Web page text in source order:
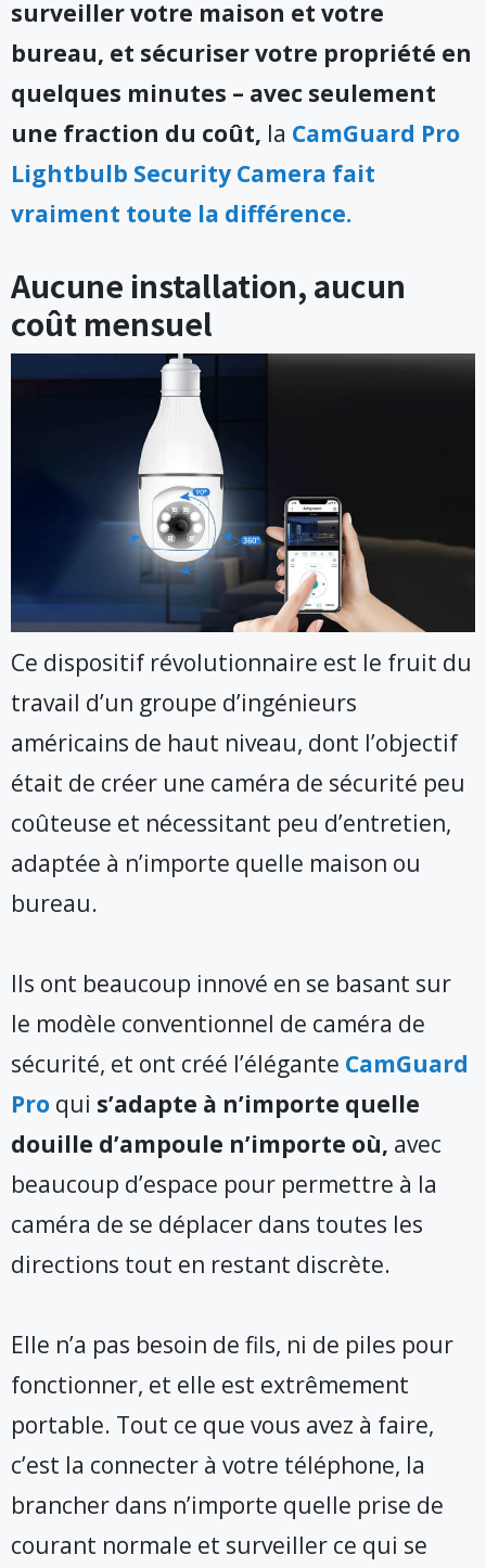
surveiller votre maison et votre
bureau, et sécuriser votre propriété en
quelques minutes – avec seulement
une fraction du coût, la CamGuard Pro
Lightbulb Security Camera fait
vraiment toute la différence.
Aucune installation, aucun
coût mensuel
Ce dispositif révolutionnaire est le fruit du
travail d’un groupe d’ingénieurs
américains de haut niveau, dont l’objectif
était de créer une caméra de sécurité peu
coûteuse et nécessitant peu d’entretien,
adaptée à n’importe quelle maison ou
bureau.
Ils ont beaucoup innové en se basant sur
le modèle conventionnel de caméra de
sécurité, et ont créé l’élégante CamGuard
Pro qui s’adapte à n’importe quelle
douille d’ampoule n’importe où, avec
beaucoup d’espace pour permettre à la
caméra de se déplacer dans toutes les
directions tout en restant discrète.
Elle n’a pas besoin de fils, ni de piles pour
fonctionner, et elle est extrêmement
portable. Tout ce que vous avez à faire,
c’est la connecter à votre téléphone, la
brancher dans n’importe quelle prise de
courant normale et surveiller ce qui se